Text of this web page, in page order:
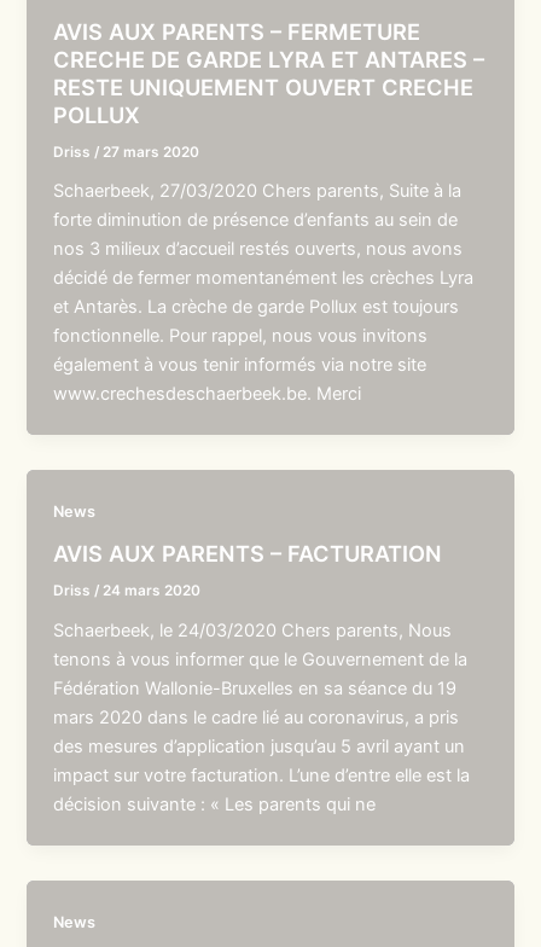
AVIS AUX PARENTS – FERMETURE
CRECHE DE GARDE LYRA ET ANTARES –
RESTE UNIQUEMENT OUVERT CRECHE
POLLUX
Driss / 27 mars 2020
Schaerbeek, 27/03/2020 Chers parents, Suite à la
forte diminution de présence d’enfants au sein de
nos 3 milieux d’accueil restés ouverts, nous avons
décidé de fermer momentanément les crèches Lyra
et Antarès. La crèche de garde Pollux est toujours
fonctionnelle. Pour rappel, nous vous invitons
également à vous tenir informés via notre site
www.crechesdeschaerbeek.be. Merci
News
AVIS AUX PARENTS – FACTURATION
Driss / 24 mars 2020
Schaerbeek, le 24/03/2020 Chers parents, Nous
tenons à vous informer que le Gouvernement de la
Fédération Wallonie-Bruxelles en sa séance du 19
mars 2020 dans le cadre lié au coronavirus, a pris
des mesures d’application jusqu’au 5 avril ayant un
impact sur votre facturation. L’une d’entre elle est la
décision suivante : « Les parents qui ne
News